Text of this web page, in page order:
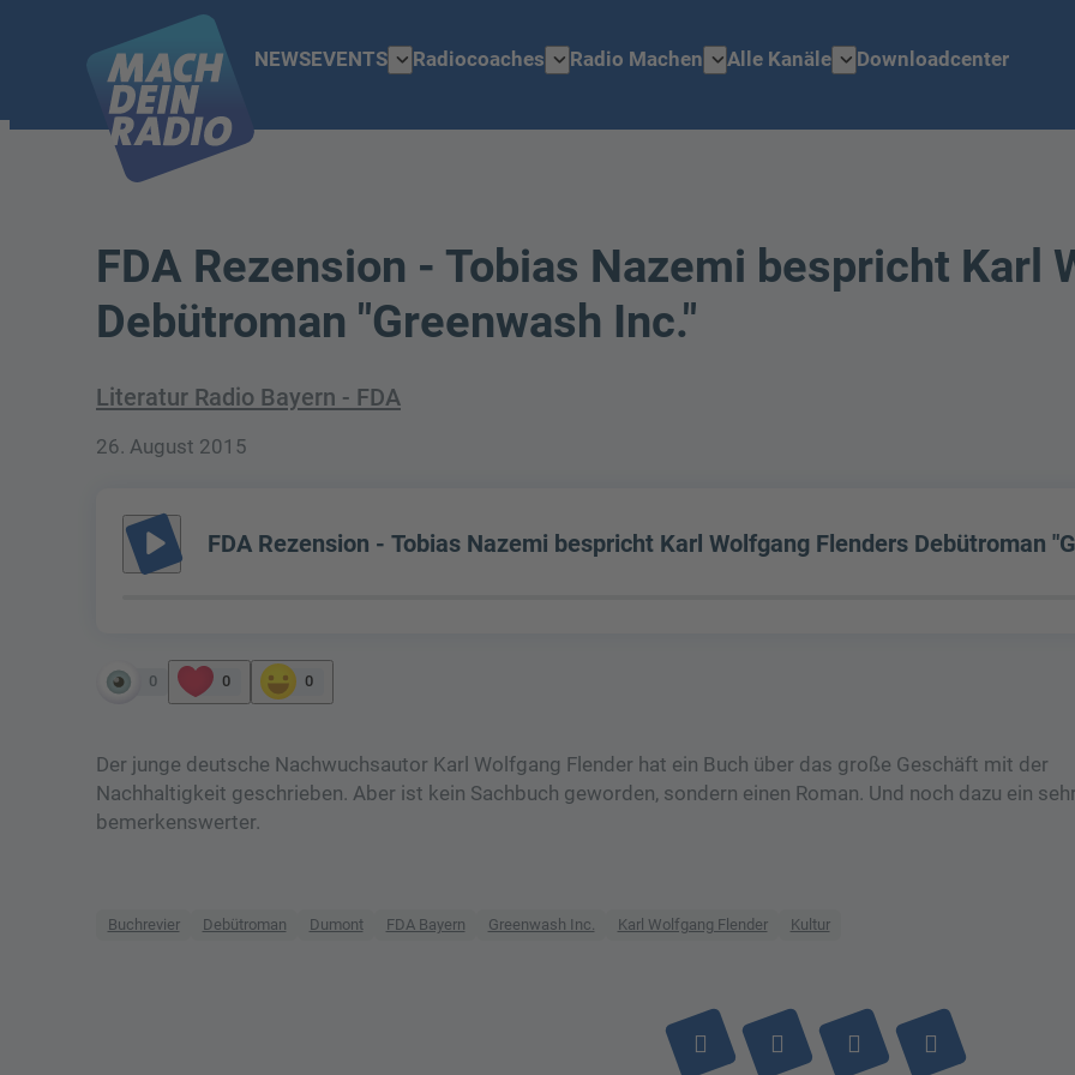
NEWSEVENTS expand_moreRadiocoaches expand_moreRadio Machen expand_moreAlle Kanäle expand_moreDownloadcenter
FDA Rezension - Tobias Nazemi bespricht Karl
Debütroman "Greenwash Inc."
Literatur Radio Bayern - FDA
26. August 2015
play_arrow FDA Rezension - Tobias Nazemi bespricht Karl Wolfgang Flenders Debütroman
0 0 0
Der junge deutsche Nachwuchsautor Karl Wolfgang Flender hat ein Buch über das große Geschäft mit der
Nachhaltigkeit geschrieben. Aber ist kein Sachbuch geworden, sondern einen Roman. Und noch dazu ein sehr
bemerkenswerter.
Buchrevier Debütroman Dumont FDA Bayern Greenwash Inc. Karl Wolfgang Flender Kultur